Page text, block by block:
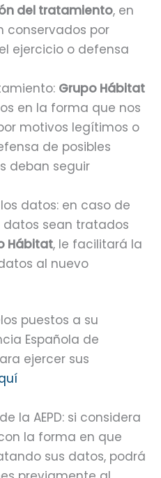
del tratamiento, en
conservados por
ejercicio o defensa
Grupo Hábitat
en la forma que nos
motivos legítimos o
de posibles
deban seguir
datos: en caso de
datos sean tratados
Hábitat, le facilitará la
al nuevo
puestos a su
Española de
ejercer sus
la AEPD: si considera
la forma en que
sus datos, podrá